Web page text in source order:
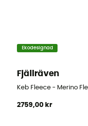
Ekodesignad
Fjällräven
Keb Fleece - Merino
2759,00 kr